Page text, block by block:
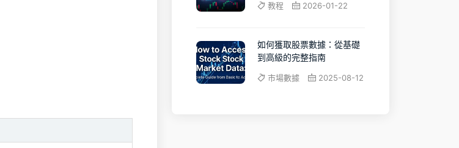
教程 2026-01-22
如何獲取股票數據：從基礎
到高級的完整指南
市場數據 2025-08-12